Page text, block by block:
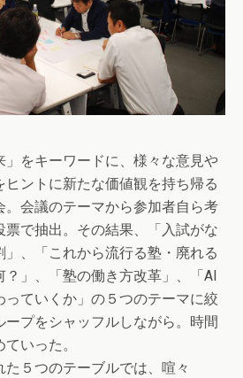
」をキーワードに、様々な意見や
ントに新たな価値観を持ち帰る
。会議のテーマから参加者自ら考
票で抽出。その結果、「入試がな
」、「これから流行る塾・廃れる
」、「塾の働き方改革」、「AI
っていくか」の５つのテーマに絞
ープをシャッフルしながら。時間
いった。
５つのテーブルでは、喧々